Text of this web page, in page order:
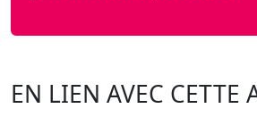
EN LIEN AVEC CETTE